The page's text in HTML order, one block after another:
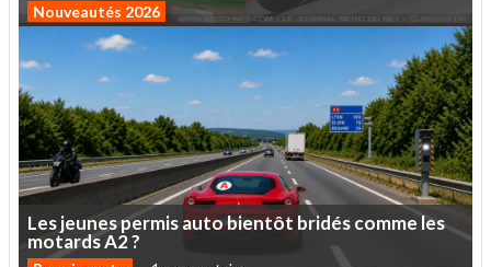
Nouveautés 2026
Lesjeunespermisautobientôt bridéscommeles
motardsA2?